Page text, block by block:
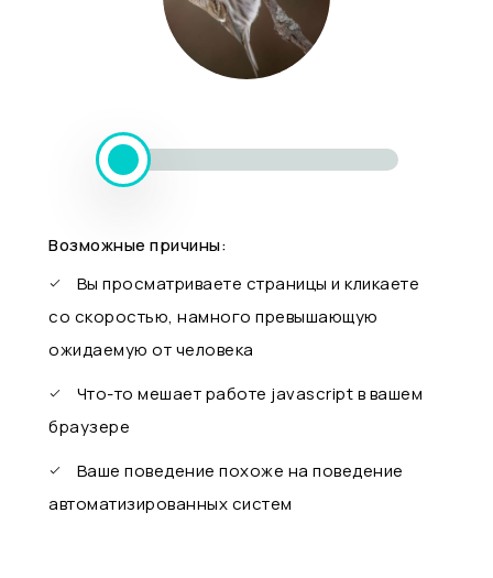
Возможные причины:
Вы просматриваете страницы и кликаете
со скоростью, намного превышающую
ожидаемую от человека
Что-то мешает работе javascript в вашем
браузере
Ваше поведение похоже на поведение
автоматизированных систем